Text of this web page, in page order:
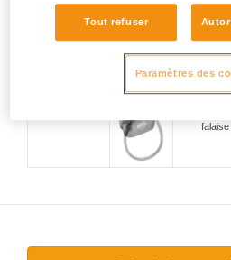
escalade
falaise,
voie et
falaise
Tout refuser
Paramètres des